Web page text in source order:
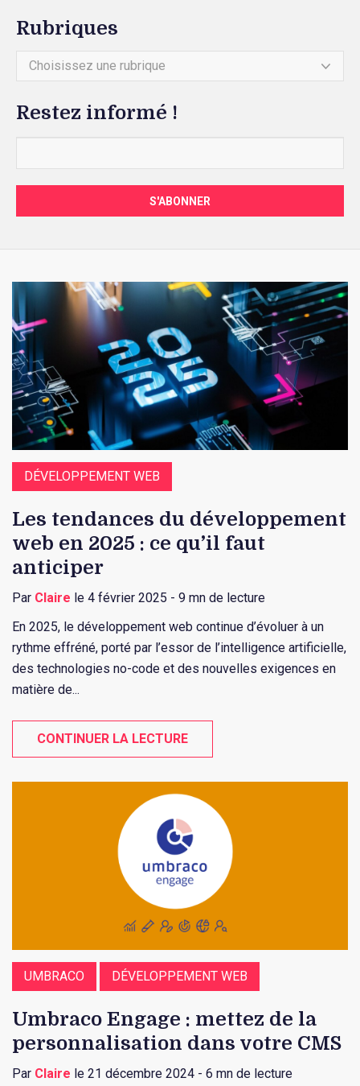
Rubriques
Choisissez une rubrique
Restez informé !
DÉVELOPPEMENT WEB
Les tendances du développement
web en 2025 : ce qu’il faut
anticiper
Par Claire le 4 février 2025 - 9 mn de lecture
En 2025, le développement web continue d’évoluer à un
rythme effréné, porté par l’essor de l’intelligence artificielle,
des technologies no-code et des nouvelles exigences en
matière de...
CONTINUER LA LECTURE
UMBRACO DÉVELOPPEMENT WEB
Umbraco Engage : mettez de la
personnalisation dans votre CMS
Par Claire le 21 décembre 2024 - 6 mn de lecture